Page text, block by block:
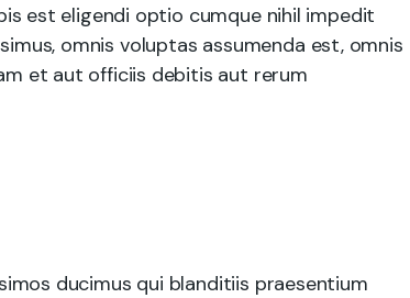
est eligendi optio cumque nihil impedit
omnis voluptas assumenda est, omnis
et aut officiis debitis aut rerum
ducimus qui blanditiis praesentium